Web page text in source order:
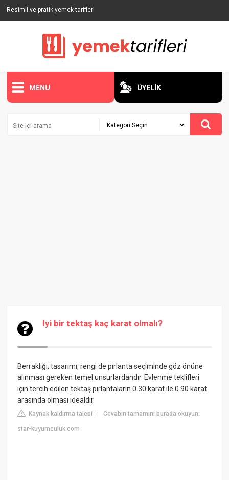
Resimli ve pratik yemek tarifleri
MENU ÜYELİK
Iyi bir tektaş kaç karat olmalı?
Berraklığı, tasarımı, rengi de pırlanta seçiminde göz önüne
alınması gereken temel unsurlardandır. Evlenme teklifleri
için tercih edilen tektaş pırlantaların 0.30 karat ile 0.90 karat
arasında olması idealdir.
Kaynak kaldırma talebi |Cevabın tamamını burada okuyun:
star-kuyumculuk.com